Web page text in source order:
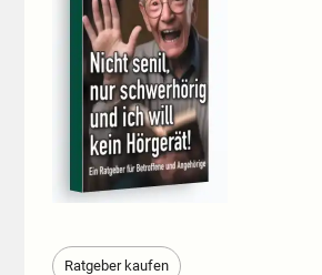
Ratgeber kaufen